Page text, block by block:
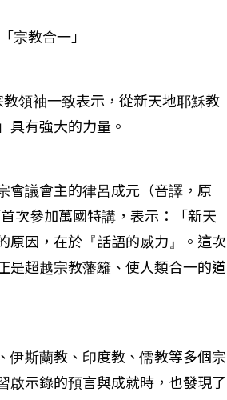
宗教合一」
領袖一致表示，從新天地耶穌教
具有強大的力量。
會議會主的律呂成元（音譯，原
次參加萬國特講，表示：「新天
原因，在於『話語的威力』。這次
是超越宗教藩籬、使人類合一的道
伊斯蘭教、印度教、儒教等多個宗
啟示錄的預言與成就時，也發現了